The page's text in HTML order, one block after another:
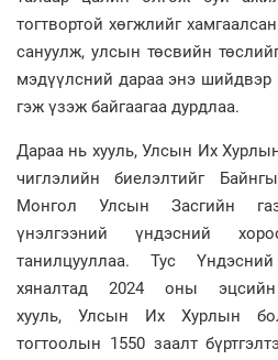
тогтвортой хөгжлийг
сануулж, улсын төсвийн
мэдүүлсний дараа энэ шийдвэр
гэж үзэж байгаагаа дурдлаа.
Дараа нь хууль, Улсын Их
чиглэлийн биелэлтийг
Монгол Улсын Засгийн
үнэлгээний үндэсний
танилцууллаа. Тус
хяналтад 2024 оны
хууль, Улсын Их Хурлын
тогтоолын 1550 заалт